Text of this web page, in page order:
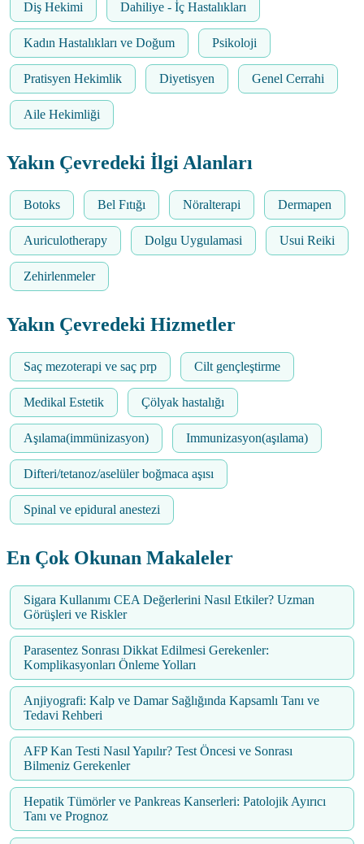
Diş Hekimi Dahiliye - İç Hastalıkları
Kadın Hastalıkları ve Doğum Psikoloji
Pratisyen Hekimlik Diyetisyen Genel Cerrahi
Aile Hekimliği
Yakın Çevredeki İlgi Alanları
Botoks Bel Fıtığı Nöralterapi Dermapen
Auriculotherapy Dolgu Uygulamasi Usui Reiki
Zehirlenmeler
Yakın Çevredeki Hizmetler
Saç mezoterapi ve saç prp Cilt gençleştirme
Medikal Estetik Çölyak hastalığı
Aşılama(immünizasyon) Immunizasyon(aşılama)
Difteri/tetanoz/aselüler boğmaca aşısı
Spinal ve epidural anestezi
En Çok Okunan Makaleler
Sigara Kullanımı CEA Değerlerini Nasıl Etkiler? Uzman
Görüşleri ve Riskler
Parasentez Sonrası Dikkat Edilmesi Gerekenler:
Komplikasyonları Önleme Yolları
Anjiyografi: Kalp ve Damar Sağlığında Kapsamlı Tanı ve
Tedavi Rehberi
AFP Kan Testi Nasıl Yapılır? Test Öncesi ve Sonrası
Bilmeniz Gerekenler
Hepatik Tümörler ve Pankreas Kanserleri: Patolojik Ayırıcı
Tanı ve Prognoz